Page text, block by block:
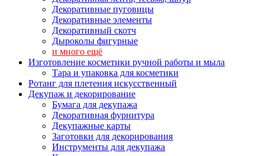
Декоративные пуговицы
Декоративные элементы
Декоративный скотч
Дыроколы фигурные
и много ещё
Изготовление косметики ручной работы и мыла
Тара и упаковка для косметики
Ротанг для плетения искусственный
Декупаж и декорирование
Бумага для декупажа
Декоративная фурнитура
Декупажные карты
Заготовки для декорирования
Инструменты для декупажа